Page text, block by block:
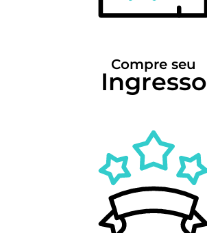
Compre seu
Ingresso